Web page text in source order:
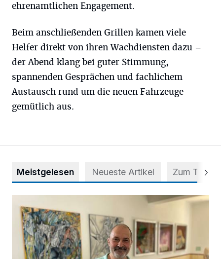
ehrenamtlichen Engagement.
Beim anschließenden Grillen kamen viele
Helfer direkt von ihren Wachdiensten dazu –
der Abend klang bei guter Stimmung,
spannenden Gesprächen und fachlichem
Austausch rund um die neuen Fahrzeuge
gemütlich aus.
Meistgelesen Neueste Artikel Zum Thema